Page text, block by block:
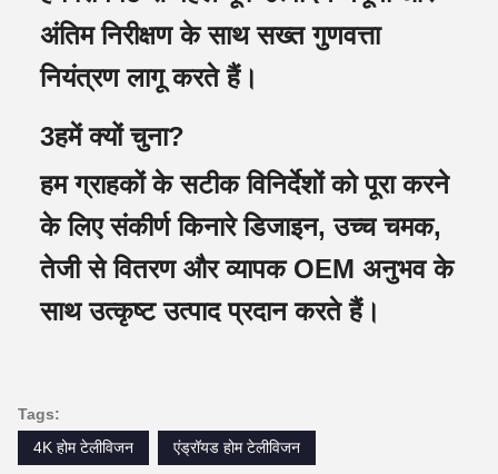
अंतिम निरीक्षण के साथ सख्त गुणवत्ता
नियंत्रण लागू करते हैं।
3हमें क्यों चुना?
हम ग्राहकों के सटीक विनिर्देशों को पूरा करने
के लिए संकीर्ण किनारे डिजाइन, उच्च चमक,
तेजी से वितरण और व्यापक OEM अनुभव के
साथ उत्कृष्ट उत्पाद प्रदान करते हैं।
Tags:
4K होम टेलीविजन
एंड्रॉयड होम टेलीविजन